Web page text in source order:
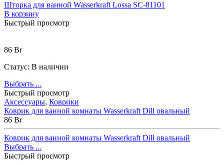
Шторка для ванной Wasserkraft Lossa SC-81101
В корзину
Быстрый просмотр
86 Br
Статус: В наличии
Выбрать ...
Быстрый просмотр
Аксессуары, Коврики
Коврик для ванной комнаты Wasserkraft Dill овальный
86 Br
Коврик для ванной комнаты Wasserkraft Dill овальный
Выбрать ...
Быстрый просмотр